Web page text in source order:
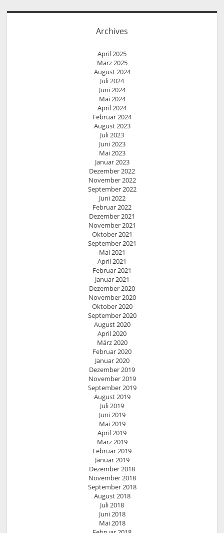
Archives
April 2025
März 2025
August 2024
Juli 2024
Juni 2024
Mai 2024
April 2024
Februar 2024
August 2023
Juli 2023
Juni 2023
Mai 2023
Januar 2023
Dezember 2022
November 2022
September 2022
Juni 2022
Februar 2022
Dezember 2021
November 2021
Oktober 2021
September 2021
Mai 2021
April 2021
Februar 2021
Januar 2021
Dezember 2020
November 2020
Oktober 2020
September 2020
August 2020
April 2020
März 2020
Februar 2020
Januar 2020
Dezember 2019
November 2019
September 2019
August 2019
Juli 2019
Juni 2019
Mai 2019
April 2019
März 2019
Februar 2019
Januar 2019
Dezember 2018
November 2018
September 2018
August 2018
Juli 2018
Juni 2018
Mai 2018